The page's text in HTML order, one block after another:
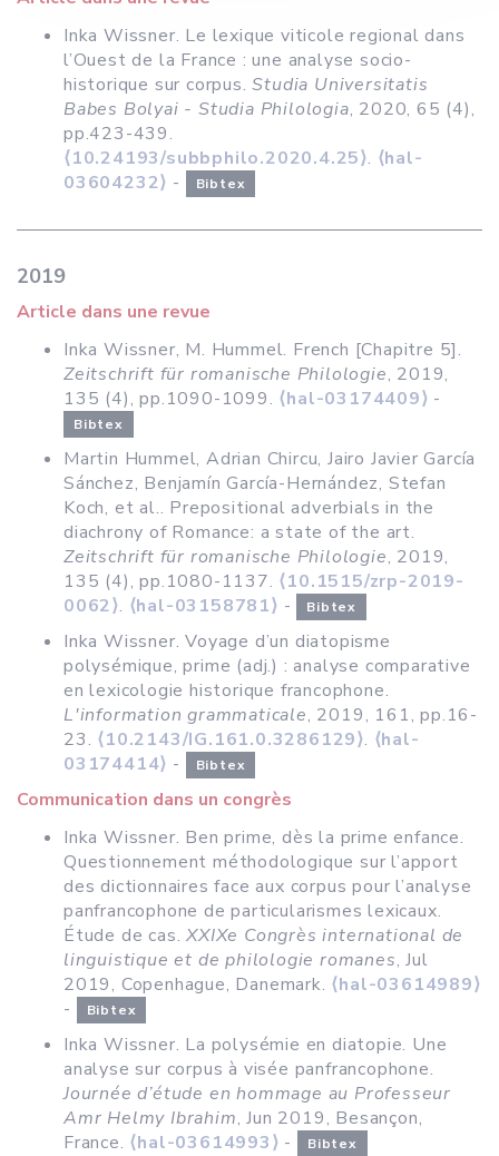
Inka Wissner. Le lexique viticole regional dans
l’Ouest de la France : une analyse socio-
historique sur corpus.Studia Universitatis
Babes Bolyai - Studia Philologia, 2020, 65 (4),
pp.423-439.
⟨10.24193/subbphilo.2020.4.25⟩. ⟨hal-
03604232⟩ - Bibtex
2019
Article dans une revue
Inka Wissner, M. Hummel. French [Chapitre 5].
Zeitschrift für romanische Philologie, 2019,
135 (4), pp.1090-1099. ⟨hal-03174409⟩ -
Bibtex
Martin Hummel, Adrian Chircu, Jairo Javier García
Sánchez, Benjamín García-Hernández, Stefan
Koch, et al.. Prepositional adverbials in the
diachrony of Romance: a state of the art.
Zeitschrift für romanische Philologie, 2019,
135 (4), pp.1080-1137. ⟨10.1515/zrp-2019-
0062⟩. ⟨hal-03158781⟩ - Bibtex
Inka Wissner. Voyage d’un diatopisme
polysémique, prime (adj.) : analyse comparative
en lexicologie historique francophone.
L'information grammaticale, 2019, 161, pp.16-
23. ⟨10.2143/IG.161.0.3286129⟩. ⟨hal-
03174414⟩ - Bibtex
Communication dans un congrès
Inka Wissner. Ben prime, dès la prime enfance.
Questionnement méthodologique sur l’apport
des dictionnaires face aux corpus pour l’analyse
panfrancophone de particularismes lexicaux.
Étude de cas.XXIXe Congrès international de
linguistique et de philologie romanes, Jul
2019, Copenhague, Danemark. ⟨hal-03614989⟩
-
Bibtex
Inka Wissner. La polysémie en diatopie. Une
analyse sur corpus à visée panfrancophone.
Journée d’étude en hommage au Professeur
Amr Helmy Ibrahim, Jun 2019, Besançon,
France. ⟨hal-03614993⟩ - Bibtex